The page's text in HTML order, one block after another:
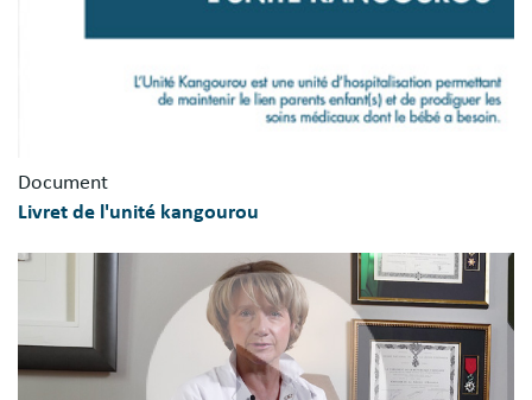
Document
Livret de l'unité kangourou